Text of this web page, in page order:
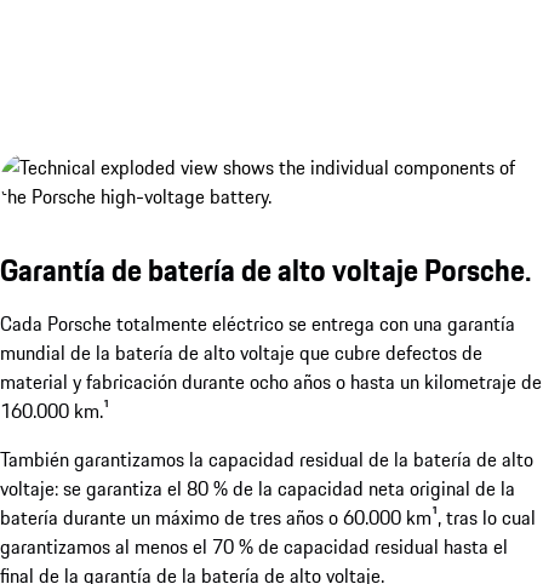
Mostrar más
Garantía de batería de alto voltaje Porsche.
Cada Porsche totalmente eléctrico se entrega con una garantía
mundial de la batería de alto voltaje que cubre defectos de
material y fabricación durante ocho años o hasta un kilometraje de
160.000 km.¹
También garantizamos la capacidad residual de la batería de alto
voltaje: se garantiza el 80 % de la capacidad neta original de la
batería durante un máximo de tres años o 60.000 km¹, tras lo cual
garantizamos al menos el 70 % de capacidad residual hasta el
final de la garantía de la batería de alto voltaje.